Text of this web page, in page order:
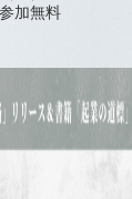
参加無料